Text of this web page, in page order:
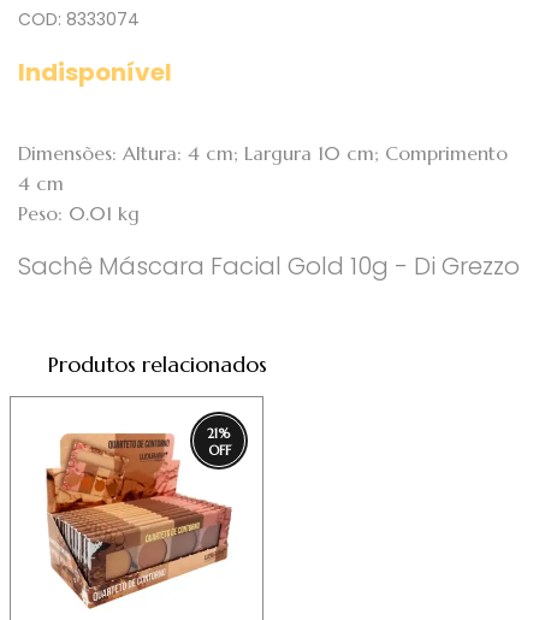
COD: 8333074
Indisponível
Dimensões: Altura: 4 cm; Largura 10 cm; Comprimento
4 cm
Peso: 0.01 kg
Sachê Máscara Facial Gold 10g - Di Grezzo
Produtos relacionados
21%